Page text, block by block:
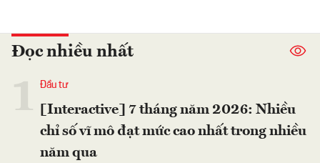
Đọc nhiều nhất
Đầu tư
[Interactive] 7 tháng năm 2026: Nhiều
chỉ số vĩ mô đạt mức cao nhất trong nhiều
năm qua